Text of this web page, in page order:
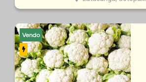
Vendo